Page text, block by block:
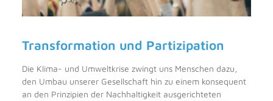
Transformation und Partizipation
Die Klima- und Umweltkrise zwingt uns Menschen dazu,
den Umbau unserer Gesellschaft hin zu einem konsequent
an den Prinzipien der Nachhaltigkeit ausgerichteten